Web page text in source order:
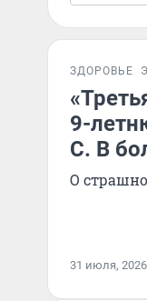
ЗДОРОВЬЕ
9-
С. В
О
31 июля,